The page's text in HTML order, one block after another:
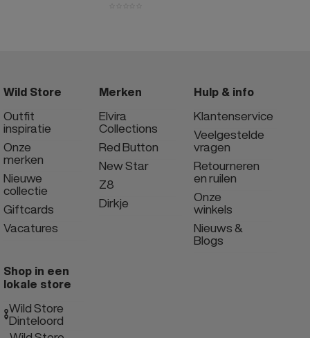
Wild Store
Outfit
inspiratie
Onze
merken
Nieuwe
collectie
Giftcards
Vacatures
Merken
Elvira
Collections
Red Button
New Star
Z8
Dirkje
Hulp & info
Klantenservice
Veelgestelde
vragen
Retourneren
en ruilen
Onze
winkels
Nieuws &
Blogs
Shop in een
lokale store
Wild Store
Dinteloord